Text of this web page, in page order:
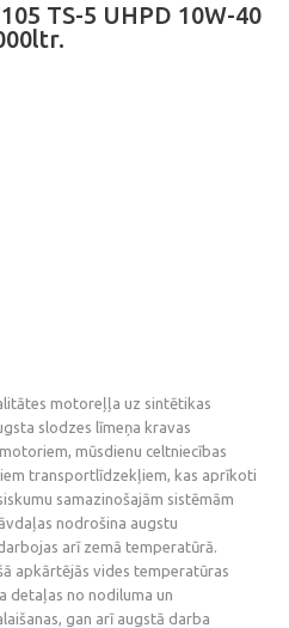
TS-5 UHPD 10W-40
motoreļļa uz sintētikas
slodzes līmeņa kravas
mūsdienu celtniecības
transportlīdzekļiem, kas aprīkoti
samazinošajām sistēmām
nodrošina augstu
arī zemā temperatūrā.
apkārtējās vides temperatūras
detaļas no nodiluma un
gan arī augstā darba